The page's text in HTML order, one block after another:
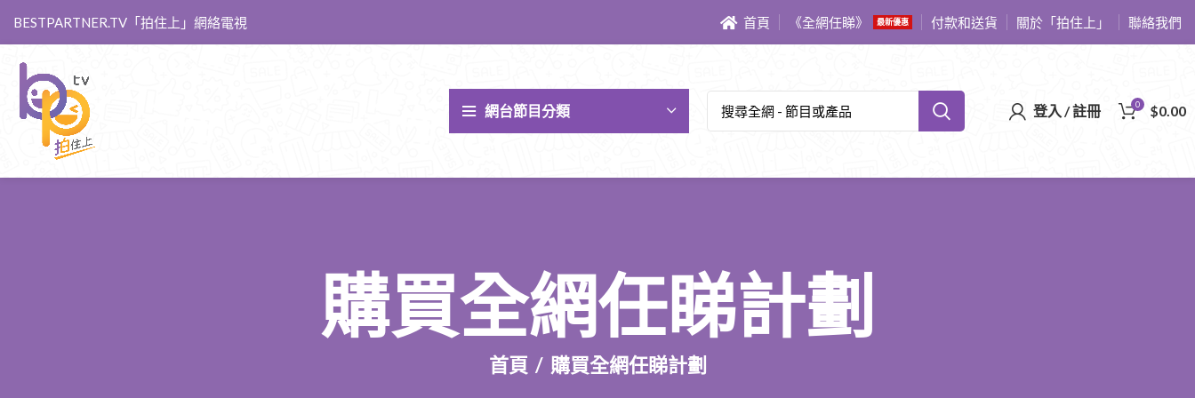
BESTPARTNER.TV「拍住上」網絡電視 首頁 《全網任睇》 最新優惠 付款和送貨 關於「拍住上」 聯絡我們
網台節目分類 登入 / 註冊 0 $0.00
購買全網任睇計劃
首頁 購買全網任睇計劃